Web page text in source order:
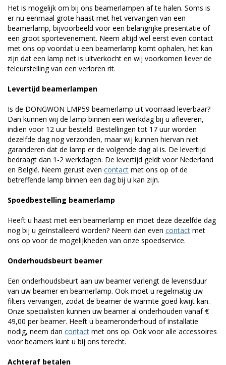
Het is mogelijk om bij ons beamerlampen af te halen. Soms is
er nu eenmaal grote haast met het vervangen van een
beamerlamp, bijvoorbeeld voor een belangrijke presentatie of
een groot sportevenement. Neem altijd wel eerst even contact
met ons op voordat u een beamerlamp komt ophalen, het kan
zijn dat een lamp net is uitverkocht en wij voorkomen liever de
teleurstelling van een verloren rit.
Levertijd beamerlampen
Is de DONGWON LMP59 beamerlamp uit voorraad leverbaar?
Dan kunnen wij de lamp binnen een werkdag bij u afleveren,
indien voor 12 uur besteld. Bestellingen tot 17 uur worden
dezelfde dag nog verzonden, maar wij kunnen hiervan niet
garanderen dat de lamp er de volgende dag al is. De levertijd
bedraagt dan 1-2 werkdagen. De levertijd geldt voor Nederland
en België. Neem gerust even contact met ons op of de
betreffende lamp binnen een dag bij u kan zijn.
Spoedbestelling beamerlamp
Heeft u haast met een beamerlamp en moet deze dezelfde dag
nog bij u geïnstalleerd worden? Neem dan even contact met
ons op voor de mogelijkheden van onze spoedservice.
Onderhoudsbeurt beamer
Een onderhoudsbeurt aan uw beamer verlengt de levensduur
van uw beamer en beamerlamp. Ook moet u regelmatig uw
filters vervangen, zodat de beamer de warmte goed kwijt kan.
Onze specialisten kunnen uw beamer al onderhouden vanaf €
49,00 per beamer. Heeft u beameronderhoud of installatie
nodig, neem dan contact met ons op. Ook voor alle accessoires
voor beamers kunt u bij ons terecht.
Achteraf betalen